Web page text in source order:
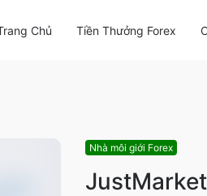
Chủ Tiền Thưởng Forex
Nhà môi giới Forex